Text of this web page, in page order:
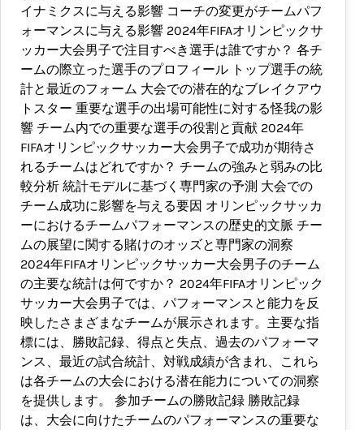
イナミクスに与える影響 コーチの変更がチームパフ
ォーマンスに与える影響 2024年FIFAオリンピックサ
ッカー大会男子で注目すべき選手は誰ですか？ 各チ
ームの際立った選手のプロフィール トップ選手の統
計と最近のフォーム 大会での潜在的なブレイクアウ
トスター 重要な選手の出場可能性に対する怪我の影
響 チーム内での重要な選手の役割と貢献 2024年
FIFAオリンピックサッカー大会男子で成功が期待さ
れるチームはどれですか？ チームの強みと弱みの比
較分析 統計モデルに基づく専門家の予測 大会での
チーム成功に影響を与える要因 オリンピックサッカ
ーにおけるチームパフォーマンスの歴史的文脈 チー
ムの展望に関する賭けのオッズと専門家の洞察
2024年FIFAオリンピックサッカー大会男子のチーム
の主要な統計は何ですか？ 2024年FIFAオリンピック
サッカー大会男子では、パフォーマンスと能力を反
映したさまざまなチームが展示されます。主要な指
標には、勝敗記録、得点と失点、過去のパフォーマ
ンス、最近の試合統計、対戦成績が含まれ、これら
は各チームの大会における潜在能力についての洞察
を提供します。 参加チームの勝敗記録 勝敗記録
は、大会に向けたチームのパフォーマンスの重要な